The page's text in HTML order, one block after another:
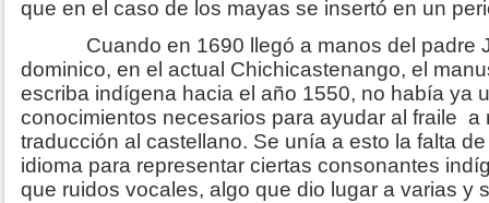
que en el caso de los mayas se insertó en un
Cuando en 1690 llegó a manos del padre
dominico, en el actual Chichicastenango, el
escriba indígena hacia el año 1550, no había ya
conocimientos necesarios para ayudar al fraile a
traducción al castellano. Se unía a esto la falta
idioma para representar ciertas consonantes
que ruidos vocales, algo que dio lugar a varias y